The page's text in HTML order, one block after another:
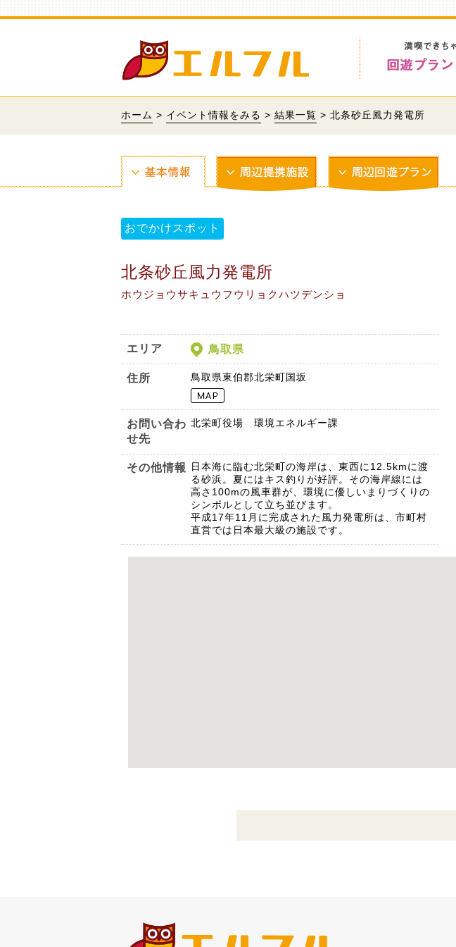
ホーム > イベント情報をみる > 結果一覧 > 北条砂丘風力発電所
おでかけスポット
北条砂丘風力発電所
ホウジョウサキュウフウリョクハツデンショ
エリア 鳥取県
住所 鳥取県東伯郡北栄町国坂
お問い合わ
せ先
北栄町役場 環境エネルギー課
その他情報
日本海に臨む北栄町の海岸は、東西に12.5kmに渡
る砂浜。夏にはキス釣りが好評。その海岸線には
高さ100mの風車群が、環境に優しいまりづくりの
シンボルとして立ち並びます。
平成17年11月に完成された風力発電所は、市町村
直営では日本最大級の施設です。